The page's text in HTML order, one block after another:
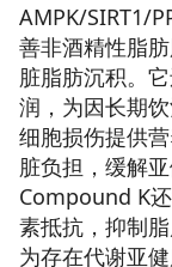
AMPK/SIRT1/
善非酒精性脂
脏脂肪沉积。
润，为因长期
细胞损伤提供
脏负担，缓解
Compound K
素抵抗，抑制
为存在代谢亚